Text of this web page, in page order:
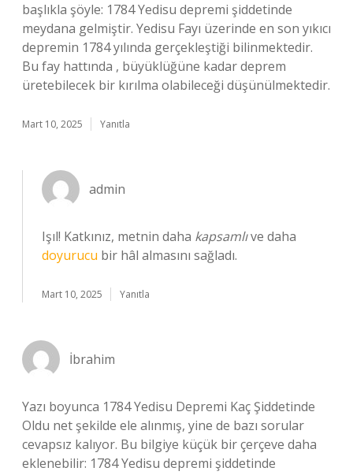
başlıkla şöyle: 1784 Yedisu depremi şiddetinde
meydana gelmiştir. Yedisu Fayı üzerinde en son yıkıcı
depremin 1784 yılında gerçekleştiği bilinmektedir.
Bu fay hattında , büyüklüğüne kadar deprem
üretebilecek bir kırılma olabileceği düşünülmektedir.
Mart 10, 2025 Yanıtla
admin
Işıl! Katkınız, metnin daha kapsamlıve daha
doyurucu bir hâl almasını sağladı.
Mart 10, 2025 Yanıtla
İbrahim
Yazı boyunca 1784 Yedisu Depremi Kaç Şiddetinde
Oldu net şekilde ele alınmış, yine de bazı sorular
cevapsız kalıyor. Bu bilgiye küçük bir çerçeve daha
eklenebilir: 1784 Yedisu depremi şiddetinde